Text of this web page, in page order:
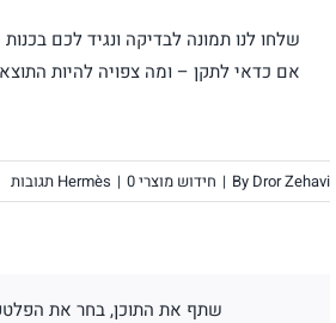
שלחו לנו תמונה לבדיקה ונגיד לכם בכנות
אם כדאי לתקן – ומה צפויה להיות
By Dror Zehavi
| חידוש מוצרי Hermès | 0 תגובות
שתף את התוכן, בחר את